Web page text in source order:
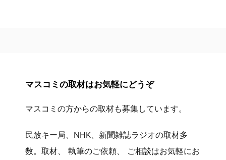
マスコミの取材はお気軽にどうぞ
マスコミの方からの取材も募集しています。
民放キー局、NHK、新聞雑誌ラジオの取材多
数。取材、 執筆のご依頼、 ご相談はお気軽にお